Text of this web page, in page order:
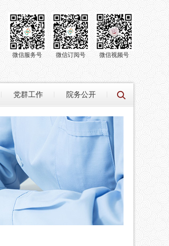
微信视频号
微信订阅号
微信服务号
党群工作 院务公开